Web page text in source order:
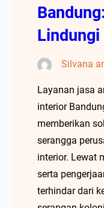
Lindungi
Silvana
Layanan jasa
interior
memberikan
serangga
interior. Lewat
serta
terhindar dari